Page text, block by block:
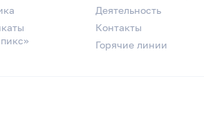
Деятельность
Контакты
Горячие линии